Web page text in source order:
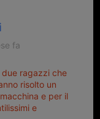
fa
ragazzi che
risolto un
e per il
e